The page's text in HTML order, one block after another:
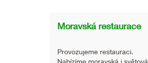
Moravská restaurace
Provozujeme restauraci.
Nabízíme moravská i světová